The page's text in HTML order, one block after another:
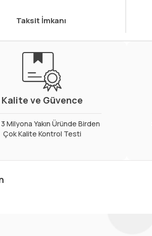
Taksit İmkanı
Kalite ve Güvence
3 Milyona Yakın Üründe Birden
Çok Kalite Kontrol Testi